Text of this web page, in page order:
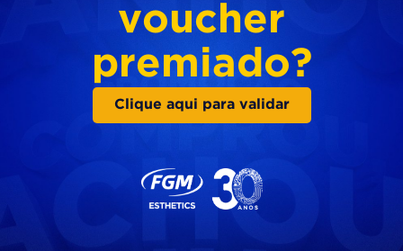
voucher
premiado?
Clique aqui para validar